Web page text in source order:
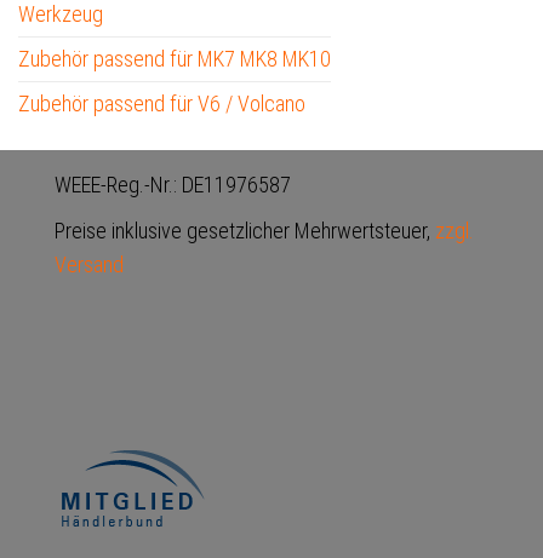
Werkzeug
Zubehör passend für MK7 MK8 MK10
Zubehör passend für V6 / Volcano
WEEE-Reg.-Nr.: DE11976587
Preise inklusive gesetzlicher Mehrwertsteuer, zzgl.
Versand